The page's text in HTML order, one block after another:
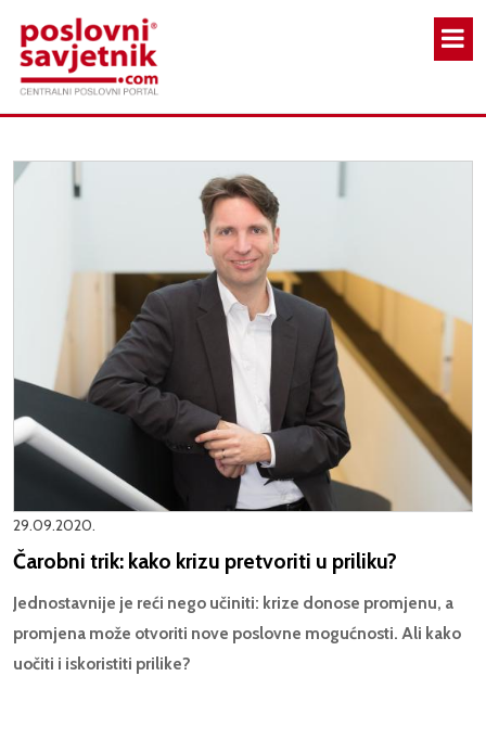
29.09.2020.
Čarobni trik: kako krizu pretvoriti u priliku?
Jednostavnije je reći nego učiniti: krize donose promjenu, a
promjena može otvoriti nove poslovne mogućnosti. Ali kako
uočiti i iskoristiti prilike?